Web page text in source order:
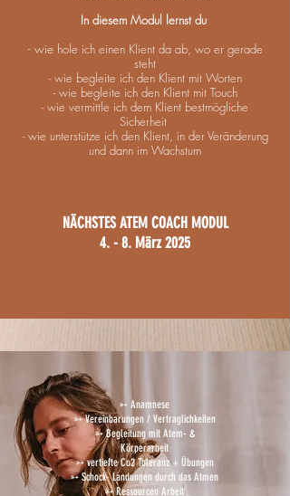
In diesem Modul lernst du
- wiehole ich einen Klient da ab, wo er gerade
steht
- wie begleite ich den Klient mit Worten
- wie begleite ich den Klient mit Touch
- wie vermittle ich dem Klient bestmögliche
Sicherheit
- wie unterstütze ich den Klient, in der Veränderung
und dann im Wachstum
NÄCHSTES ATEM COACH MODUL
4. - 8. März 2025
➳ Anamnese
➳ Vereinbarungen / Vertraglichkeiten
➳ Begleitung mit Atem- &
Körperarbeit
➳ vertiefte Co2 Toleranz + Übungen
➳ Schock- Landungen durch das Atmen
➳ Ressourcen Arbeit